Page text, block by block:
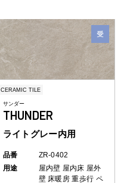
CERAMIC TILE
サンダー
THUNDER
ライトグレー内用
品番
ZR-0402
用途
屋内壁 屋内床 屋外
壁 床暖房 重歩行 ペ